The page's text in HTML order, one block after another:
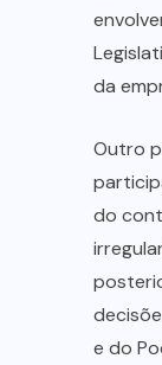
da
Outro
do
e do